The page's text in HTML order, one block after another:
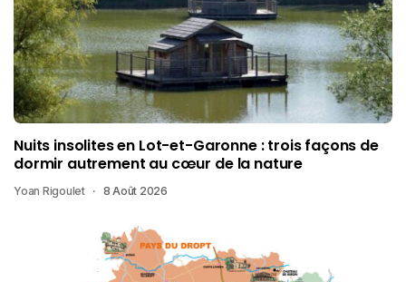
Nuits insolites en Lot-et-Garonne : trois façons de
dormir autrement au cœur de la nature
Yoan Rigoulet 8 Août 2026